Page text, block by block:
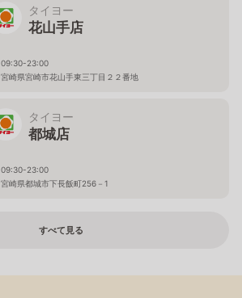
タイヨー
花山手店
09:30-23:00
宮崎県宮崎市花山手東三丁目２２番地
タイヨー
都城店
09:30-23:00
宮崎県都城市下長飯町256－1
すべて見る